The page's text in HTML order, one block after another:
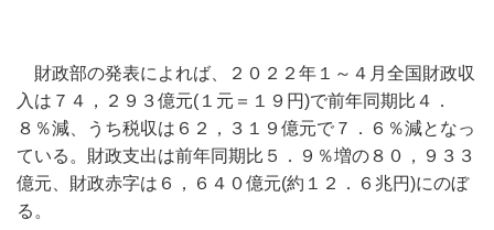
財政部の発表によれば、２０２２年１～４月全国財政収
入は７４，２９３億元(１元＝１９円)で前年同期比４．
８％減、うち税収は６２，３１９億元で７．６％減となっ
ている。財政支出は前年同期比５．９％増の８０，９３３
億元、財政赤字は６，６４０億元(約１２．６兆円)にのぼ
る。